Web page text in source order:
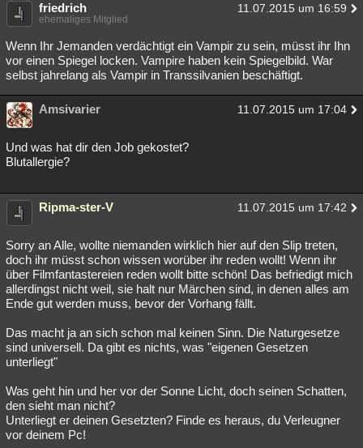
friedrich 11.07.2015 um 16:59
ehemaliges Mitglied
Wenn Ihr Jemanden verdächtigt ein Vampir zu sein, müsst ihr Ihn
vor einen Spiegel locken. Vampire haben kein Spiegelbild. War
selbst jahrelang als Vampir in Transsilvanien beschäftigt.
Amsivarier 11.07.2015 um 17:04
Und was hat dir den Job gekostet?
Blutallergie?
Ripma-ster-V 11.07.2015 um 17:42
Sorry an Alle, wollte niemanden wirklich hier auf den Slip treten,
doch ihr müsst schon wissen worüber ihr reden wollt! Wenn ihr
über Filmfantastereien reden wollt bitte schön! Das befriedigt mich
allerdingst nicht weil, sie halt nur Märchen sind, in denen alles am
Ende gut werden muss, bevor der Vorhang fällt.
Das macht ja an sich schon mal keinen Sinn. Die Naturgesetze
sind universell. Da gibt es nichts, was "eigenen Gesetzen
unterliegt"
Was geht hin und her vor der Sonne Licht, doch seinen Schatten,
den sieht man nicht?
Unterliegt er deinen Gesetzten? Finde es heraus, du Verleugner
vor deinem Pc!